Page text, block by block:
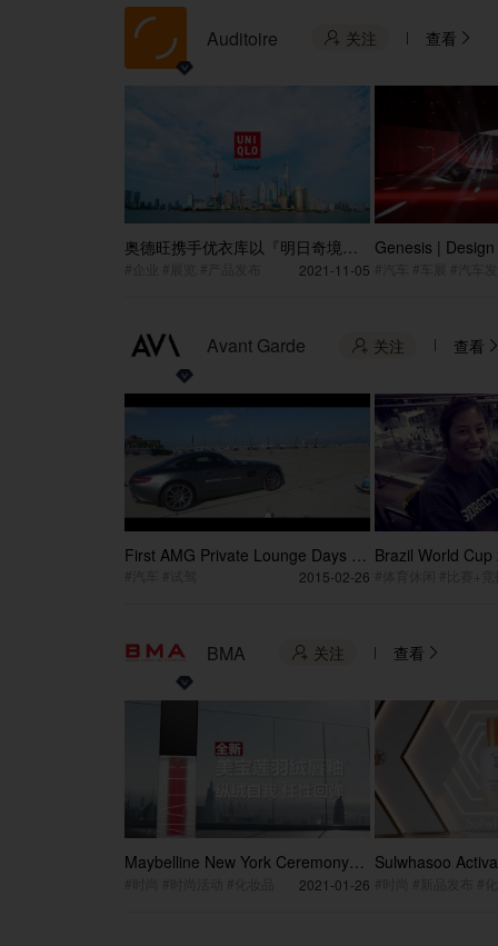
Auditoire  关注 查看 
奥德旺携手优衣库以『明日奇境』
再度惊艳进博会！UNIQLO's2021-11-05
Genesis |
Avant Garde  关注 查看 
First AMG Private Lounge Days in
2015-02-26
Brazil World
BMA  关注 查看 
Maybelline New York Ceremony
2021-01-26
Sulwhasoo